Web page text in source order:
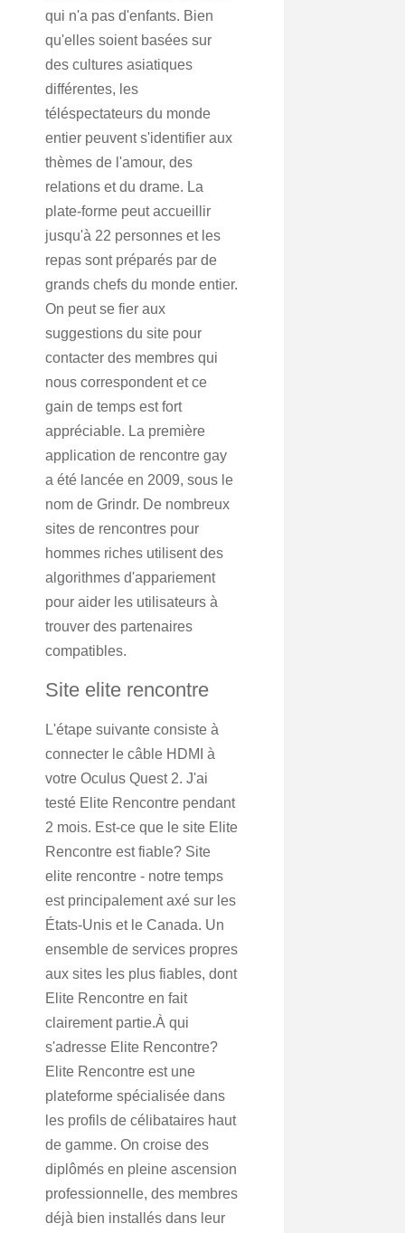
qui n'a pas d'enfants. Bien
qu'elles soient basées sur
des cultures asiatiques
différentes, les
téléspectateurs du monde
entier peuvent s'identifier aux
thèmes de l'amour, des
relations et du drame. La
plate-forme peut accueillir
jusqu'à 22 personnes et les
repas sont préparés par de
grands chefs du monde entier.
On peut se fier aux
suggestions du site pour
contacter des membres qui
nous correspondent et ce
gain de temps est fort
appréciable. La première
application de rencontre gay
a été lancée en 2009, sous le
nom de Grindr. De nombreux
sites de rencontres pour
hommes riches utilisent des
algorithmes d'appariement
pour aider les utilisateurs à
trouver des partenaires
compatibles.
Site elite rencontre
L'étape suivante consiste à
connecter le câble HDMI à
votre Oculus Quest 2. J'ai
testé Elite Rencontre pendant
2 mois. Est-ce que le site Elite
Rencontre est fiable? Site
elite rencontre - notre temps
est principalement axé sur les
États-Unis et le Canada. Un
ensemble de services propres
aux sites les plus fiables, dont
Elite Rencontre en fait
clairement partie.À qui
s'adresse Elite Rencontre?
Elite Rencontre est une
plateforme spécialisée dans
les profils de célibataires haut
de gamme. On croise des
diplômés en pleine ascension
professionnelle, des membres
déjà bien installés dans leur